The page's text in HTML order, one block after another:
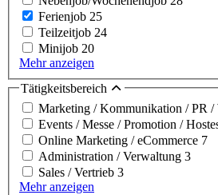
Ferienjob 25
Teilzeitjob 24
Minijob 20
Mehr anzeigen
Tätigkeitsbereich
Marketing / Kommunikation / PR /
Events / Messe / Promotion /
Online Marketing / eCommerce 7
Administration / Verwaltung 3
Sales / Vertrieb 3
Mehr anzeigen